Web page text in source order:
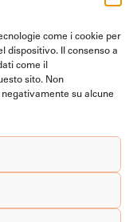
come i cookie per
dispositivo. Il consenso a
come il
sito. Non
su alcune